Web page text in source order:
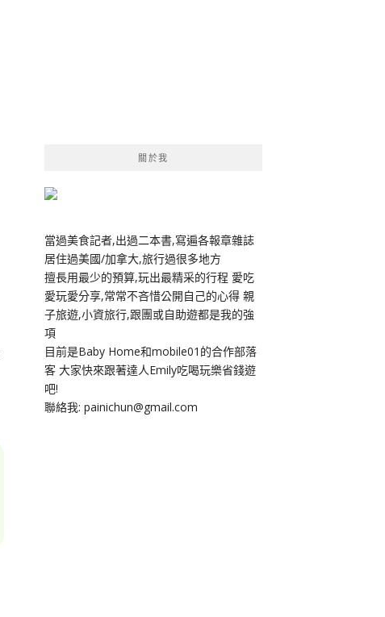
關於我
當過美食記者,出過二本書,寫遍各報章雜誌
居住過美國/加拿大,旅行過很多地方
擅長用最少的預算,玩出最精采的行程 愛吃
愛玩愛分享,常常不吝惜公開自己的心得 親
子旅遊,小資旅行,跟團或自助遊都是我的強
項
目前是Baby Home和mobile01的合作部落
客 大家快來跟著達人Emily吃喝玩樂省錢遊
吧!
聯絡我: painichun@gmail.com